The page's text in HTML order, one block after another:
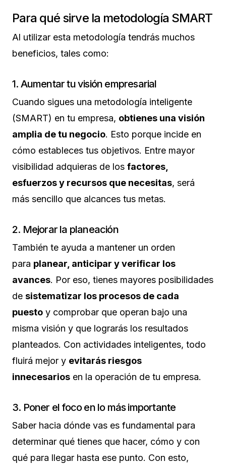
Para qué sirve la metodología SMART
Al utilizar esta metodología tendrás muchos
beneficios, tales como:
1. Aumentar tu visión empresarial
Cuando sigues una metodología inteligente
(SMART) en tu empresa, obtienes una visión
amplia de tu negocio. Esto porque incide en
cómo estableces tus objetivos. Entre mayor
visibilidad adquieras de los factores,
esfuerzos y recursos que necesitas, será
más sencillo que alcances tus metas.
2. Mejorar la planeación
También te ayuda a mantener un orden
para planear, anticipar y verificar los
avances. Por eso, tienes mayores posibilidades
de sistematizar los procesos de cada
puesto y comprobar que operan bajo una
misma visión y que lograrás los resultados
planteados. Con actividades inteligentes, todo
fluirá mejor y evitarás riesgos
innecesarios en la operación de tu empresa.
3. Poner el foco en lo más importante
Saber hacia dónde vas es fundamental para
determinar qué tienes que hacer, cómo y con
qué para llegar hasta ese punto. Con esto,